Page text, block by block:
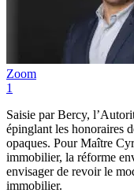
Zoom
1
Saisie par Bercy,
épinglant les honoraires
opaques. Pour Maître
immobilier, la réforme
envisager de revoir le
immobilier.